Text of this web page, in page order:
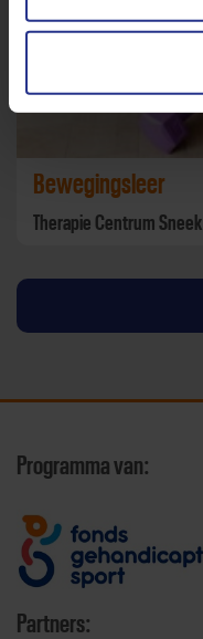
Bewegingsleer
Therapie Centrum Sneek
Programma van:
Partners: